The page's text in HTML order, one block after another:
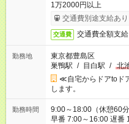
1万2000円以上
交通費別途支給あり
交通費 交通費全額支給
勤務地
東京都豊島区
巣鴨駅 / 目白駅 / 北
≪自宅からドアtoド
します。
勤務時間
9:00～18:00（休憩60分） ■ご希望があれば下記シフトも
早番 7:00～16:00 遅番